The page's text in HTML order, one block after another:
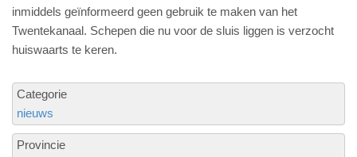
inmiddels geïnformeerd geen gebruik te maken van het
Twentekanaal. Schepen die nu voor de sluis liggen is verzocht
huiswaarts te keren.
Categorie
nieuws
Provincie